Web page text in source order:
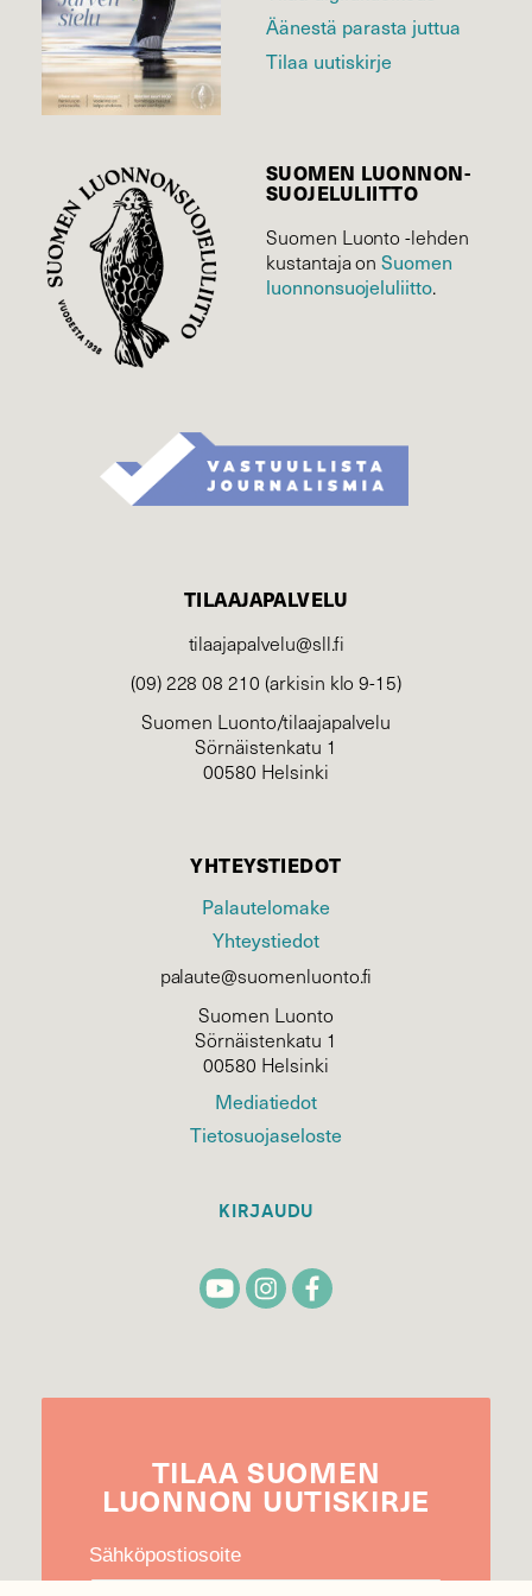
Äänestä parasta juttua
Tilaa uutiskirje
SUOMEN LUONNON­
SUOJELU­LIITTO
Suomen Luonto -lehden
kustantaja onSuomen
luonnonsuojelu­liitto.
TILAAJAPALVELU
tilaajapalvelu@sll.fi
(09) 228 08 210 (arkisin klo 9-15)
Suomen Luonto/tilaajapalvelu
Sörnäistenkatu 1
00580 Helsinki
YHTEYSTIEDOT
Palautelomake
Yhteystiedot
palaute@suomenluonto.fi
Suomen Luonto
Sörnäistenkatu 1
00580 Helsinki
Mediatiedot
Tietosuojaseloste
KIRJAUDU
TILAA SUOMEN
LUONNON UUTIS­KIRJE
Sähköpostiosoite